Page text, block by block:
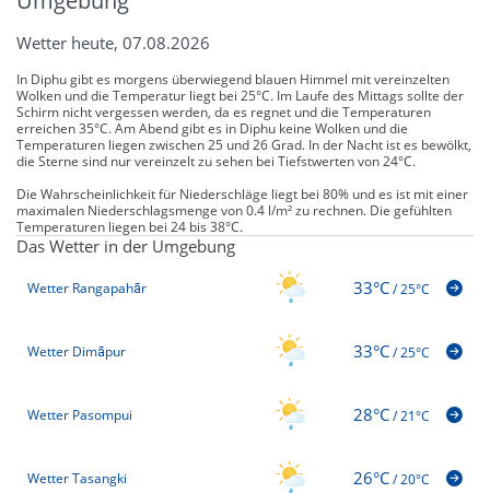
Wetter heute, 07.08.2026
In Diphu gibt es morgens überwiegend blauen Himmel mit vereinzelten
Wolken und die Temperatur liegt bei 25°C. Im Laufe des Mittags sollte der
Schirm nicht vergessen werden, da es regnet und die Temperaturen
erreichen 35°C. Am Abend gibt es in Diphu keine Wolken und die
Temperaturen liegen zwischen 25 und 26 Grad. In der Nacht ist es bewölkt,
die Sterne sind nur vereinzelt zu sehen bei Tiefstwerten von 24°C.
Die Wahrscheinlichkeit für Niederschläge liegt bei 80% und es ist mit einer
maximalen Niederschlagsmenge von 0.4 l/m² zu rechnen. Die gefühlten
Temperaturen liegen bei 24 bis 38°C.
Das Wetter in der Umgebung
Wetter Rangapahār 33°C/25°C
Wetter Dimāpur 33°C/25°C
Wetter Pasompui 28°C/21°C
Wetter Tasangki 26°C/20°C